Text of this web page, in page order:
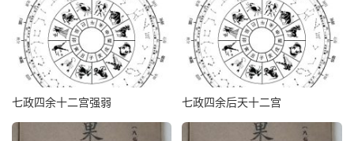
七政四余十二宫强弱 七政四余后天十二宫